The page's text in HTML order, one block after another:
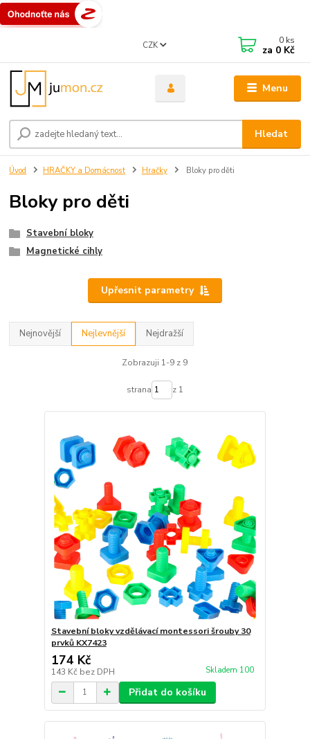
Menu
CZK
Hledat
0 ks
za 0 Kč
Úvod HRAČKY a Domácnost Hračky Bloky pro děti
Bloky pro děti
Stavební bloky
Magnetické cihly
Upřesnit parametry
Nejnovější Nejlevnější Nejdražší
Zobrazuji 1-9 z 9
strana z 1
Stavební bloky vzdělávací montessori šrouby 30
prvků KX7423
174 Kč
143 Kč bez DPH Skladem 100
Přidat do košíku